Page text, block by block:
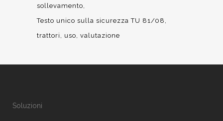
sollevamento
Testo unico sulla sicurezza TU 81/08
trattori
uso valutazione
Soluzioni